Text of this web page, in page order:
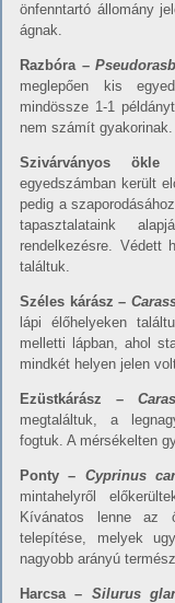
önfenntartó állomány
ágnak.
Razbóra –
meglepően kis
mindössze 1-1
nem számít gyakorinak.
Szivárványos
egyedszámban került
pedig a
tapasztalataink
rendelkezésre. Védett
találtuk.
Széles kárász –
lápi élőhelyeken
melletti lápban, ahol
mindkét helyen jelen
Ezüstkárász –
megtaláltuk, a
fogtuk. A mérsékelten
Ponty – Cyprinus
mintahelyről
Kívánatos lenne az
telepítése, melyek
nagyobb arányú
Harcsa – Silurus